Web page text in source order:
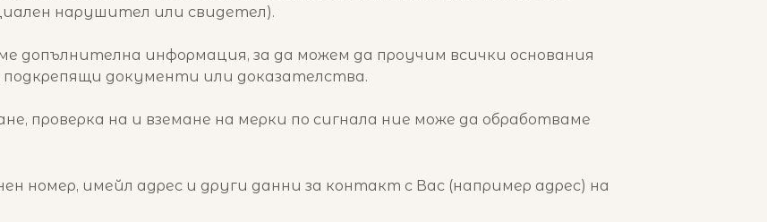
нарушител или свидетел).
допълнителна информация, за да можем да проучим всички основания
подкрепящи документи или доказателства.
проверка на и вземане на мерки по сигнала ние може да обработваме
номер, имейл адрес и други данни за контакт с Вас (например адрес) на